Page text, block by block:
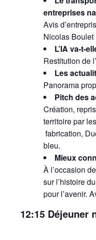
entreprises
Avis
Nicolas
L’IA va-t-
Restitution de
Les
Panorama
Pitch des
Création,
territoire par
fabrication,
bleu.
Mieux
À l’occasion
sur l’histoire
pour l’avenir.
12:15 Déjeuner